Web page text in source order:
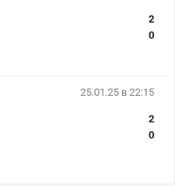
2
0
25.01.25 в 22:15
2
0